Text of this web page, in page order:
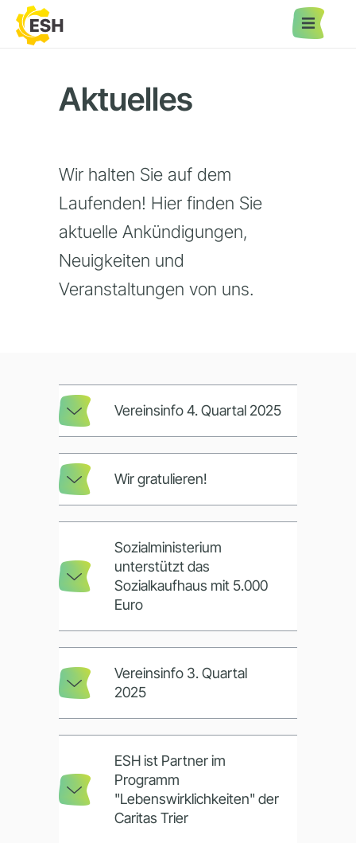
Startseite
Umschulung
Vermittlung & Eingliederung
Sozialer Kaufladen
Kontakt
Datenschutz
Impressum
Aktuelles
Wir halten Sie auf dem
Laufenden! Hier finden Sie
aktuelle Ankündigungen,
Neuigkeiten und
Veranstaltungen von uns.
Vereinsinfo 4. Quartal 2025
Wir gratulieren!
Sozialministerium
unterstützt das
Sozialkaufhaus mit 5.000
Euro
Vereinsinfo 3. Quartal
2025
ESH ist Partner im
Programm
"Lebenswirklichkeiten" der
Caritas Trier